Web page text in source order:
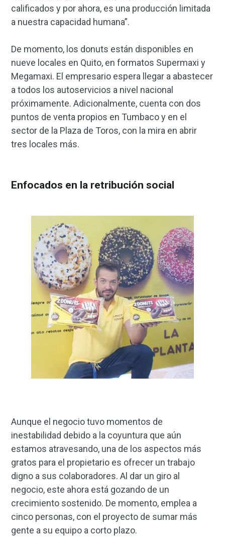
calificados y por ahora, es una producción limitada
a nuestra capacidad humana”.
De momento, los donuts están disponibles en
nueve locales en Quito, en formatos Supermaxi y
Megamaxi. El empresario espera llegar a abastecer
a todos los autoservicios a nivel nacional
próximamente. Adicionalmente, cuenta con dos
puntos de venta propios en Tumbaco y en el
sector de la Plaza de Toros, con la mira en abrir
tres locales más.
Enfocados en la retribución social
Aunque el negocio tuvo momentos de
inestabilidad debido a la coyuntura que aún
estamos atravesando, una de los aspectos más
gratos para el propietario es ofrecer un trabajo
digno a sus colaboradores. Al dar un giro al
negocio, este ahora está gozando de un
crecimiento sostenido. De momento, emplea a
cinco personas, con el proyecto de sumar más
gente a su equipo a corto plazo.